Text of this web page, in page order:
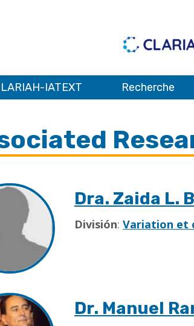
IATEXT Recherche
Dra. Zaida L.
División: Variation et
Dr. Manuel